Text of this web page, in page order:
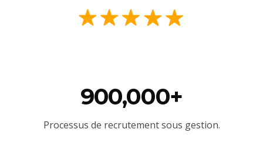
900,000+
Processus de recrutement sous gestion.